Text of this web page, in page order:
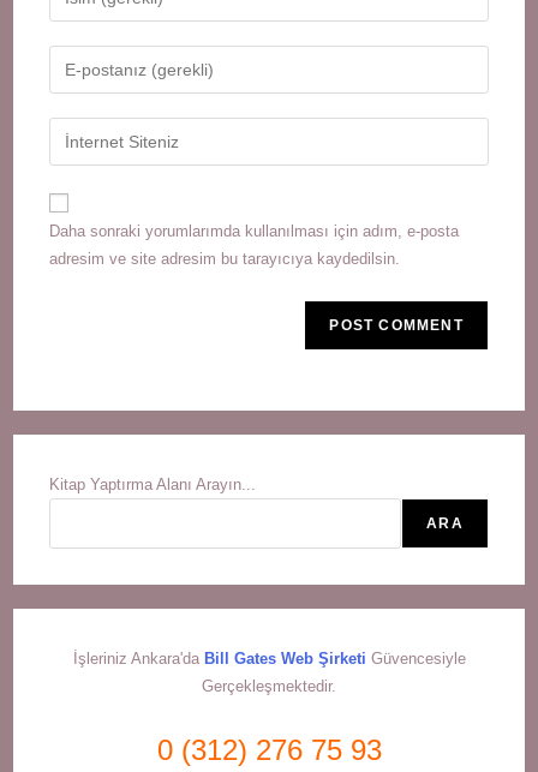
your
name
comment
Enter
your
email
address
comment
Enter
your
website
URL
(optional)
Daha sonraki yorumlarımda kullanılması için adım, e-posta
adresim ve site adresim bu tarayıcıya kaydedilsin.
Kitap Yaptırma Alanı Arayın...
ARA
İşleriniz Ankara'da Bill Gates Web Şirketi Güvencesiyle
Gerçekleşmektedir.
0 (312) 276 75 93